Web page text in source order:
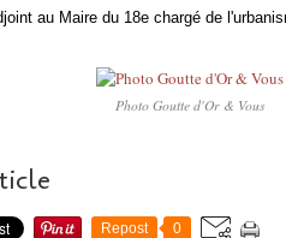
au Maire du 18e chargé de
Photo Goutte d'Or & Vous
Repost 0